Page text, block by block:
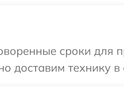
сроки для
доставим технику